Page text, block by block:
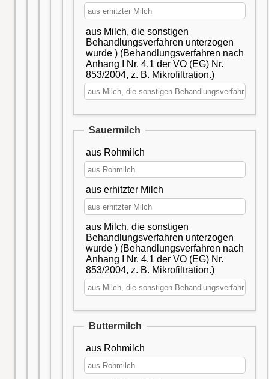
aus Milch, die sonstigen
Behandlungsverfahren unterzogen
wurde ) (Behandlungsverfahren nach
Anhang I Nr. 4.1 der VO (EG) Nr.
853/2004, z. B. Mikrofiltration.)
Sauermilch
aus Rohmilch
aus erhitzter Milch
aus Milch, die sonstigen
Behandlungsverfahren unterzogen
wurde ) (Behandlungsverfahren nach
Anhang I Nr. 4.1 der VO (EG) Nr.
853/2004, z. B. Mikrofiltration.)
Buttermilch
aus Rohmilch